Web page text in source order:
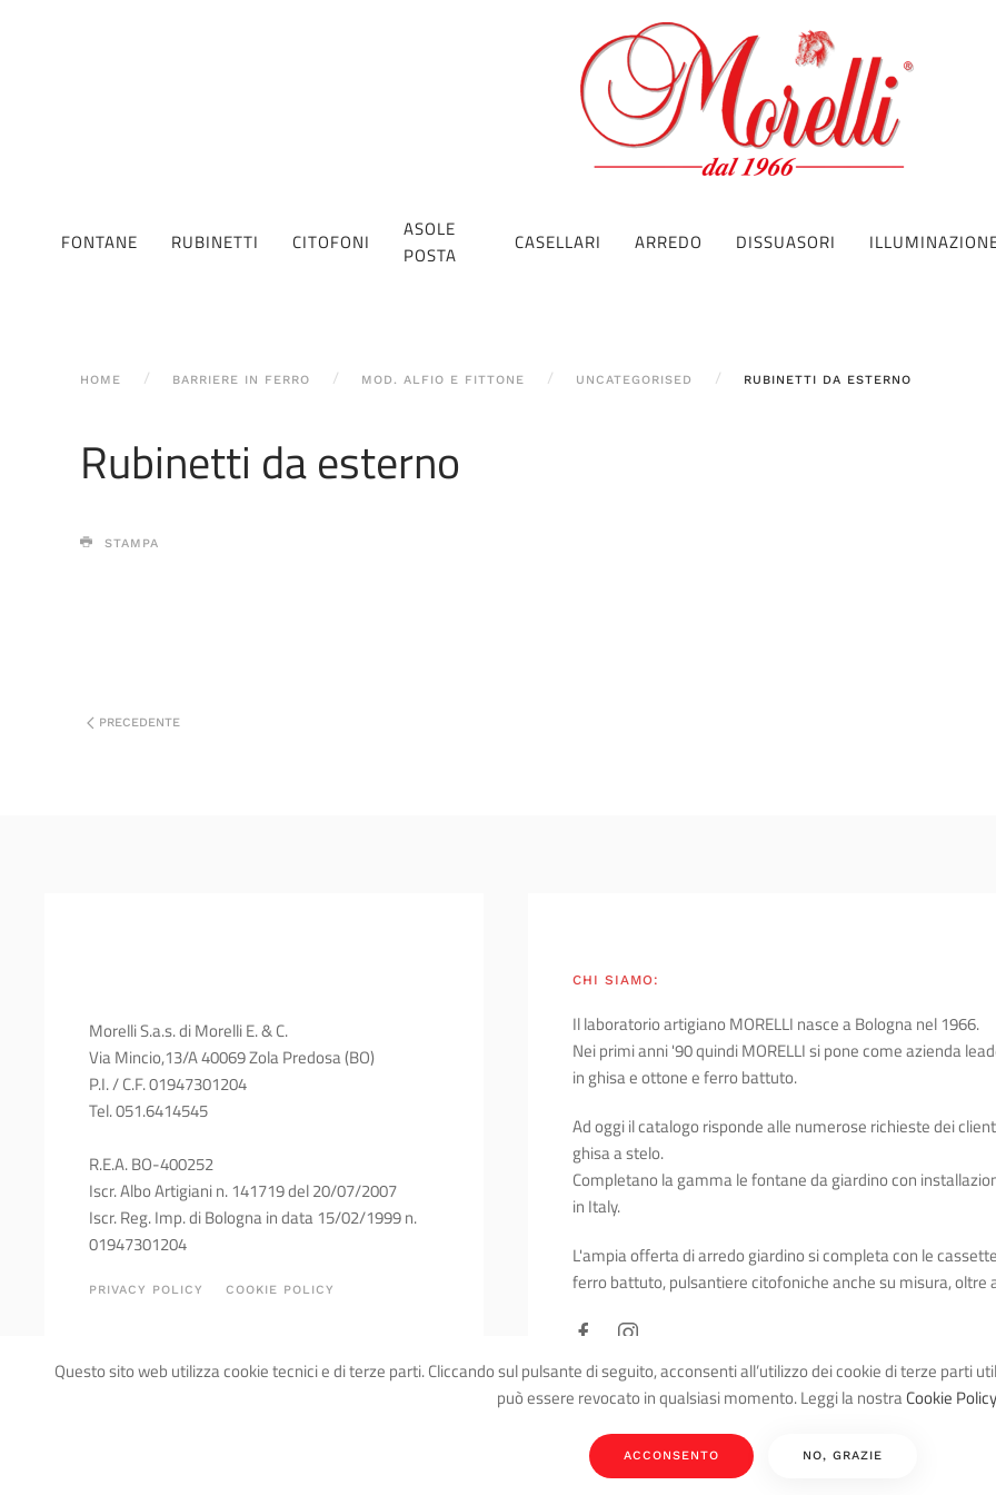
Questo sito web utilizza cookie tecnici e di terze parti. Cliccando sul pulsante di seguito, acconsenti all’utilizzo dei cookie di terze parti
può essere revocato in qualsiasi momento. Leggi la nostraCookie Policy
ACCONSENTO NO, GRAZIE
FONTANE RUBINETTI CITOFONI
ASOLE
POSTA
CASELLARI ARREDO DISSUASORI
HOME BARRIERE IN FERRO MOD. ALFIO E FITTONE UNCATEGORISED RUBINETTI DA ESTERNO
Rubinetti da esterno
STAMPA
PRECEDENTE
Morelli S.a.s. di Morelli E. & C.
Via Mincio,13/A 40069 Zola Predosa (BO)
P.I. / C.F. 01947301204
Tel. 051.6414545
R.E.A. BO-400252
Iscr. Albo Artigiani n. 141719 del 20/07/2007
Iscr. Reg. Imp. di Bologna in data 15/02/1999 n.
01947301204
PRIVACY POLICY COOKIE POLICY
CHI SIAMO:
Il laboratorio artigiano MORELLI nasce a Bologna nel 1966.
Nei primi anni '90 quindi MORELLI si pone come azienda
in ghisa e ottone e ferro battuto.
Ad oggi il catalogo risponde alle numerose richieste dei
ghisa a stelo.
Completano la gamma le fontane da giardino con
in Italy.
L'ampia offerta di arredo giardino si completa con le
ferro battuto, pulsantiere citofoniche anche su misura, oltre